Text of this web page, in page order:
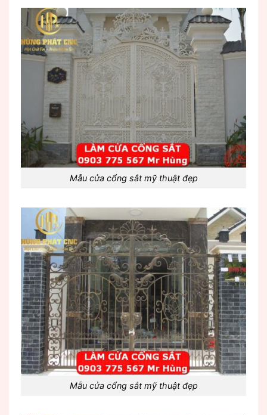
Mẫu cửa cổng sắt mỹ thuật đẹp
Mẫu cửa cổng sắt mỹ thuật đẹp